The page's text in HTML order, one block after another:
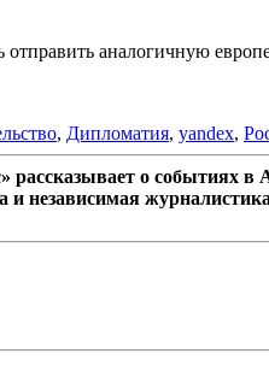
аналогичную
, Дипломатия, yandex,
о событиях
и независимая